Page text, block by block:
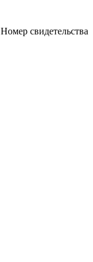
Номер свидетельства